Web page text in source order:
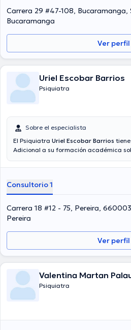
Carrera 29 #47-108, Bucaramanga,
Bucaramanga
Ver perfil
Uriel Escobar Barrios
Psiquiatra
Sobre el especialista
El Psiquiatra Uriel Escobar Barrios
Adicional a su formación académica
varios años de experiencia laboral en
asociaciones médicas. Uriel Escobar
múltiples conferencias con el objetivo
continua en su temática de
importantes comunicados. Cabe
hablar en Español.
Consultorio 1
Carrera 18 #12 - 75, Pereira,
Pereira
Ver perfil
Valentina Martan
Psiquiatra